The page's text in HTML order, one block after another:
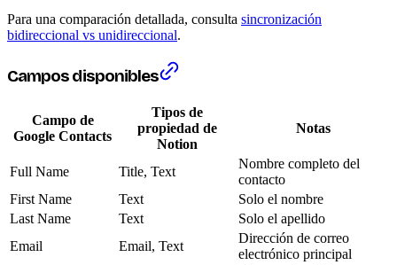
Para una comparación detallada, consulta sincronización
bidireccional vs unidireccional.
Campos disponibles
Campo de
Google Contacts
Tipos de
propiedad de
Notion
Notas
Full Name Title, Text
Nombre completo del
contacto
First Name
Text
Solo el nombre
Last Name
Text
Solo el apellido
Email
Email, Text
Dirección de correo
electrónico principal